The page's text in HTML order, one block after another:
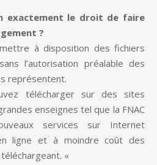
exactement le droit de faire
?
à disposition des fichiers
l’autorisation préalable des
représentent.
télécharger sur des sites
enseignes tel que la FNAC
services sur Internet
ligne et à moindre coût des
«